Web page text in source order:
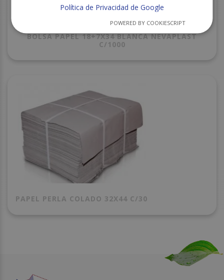
BOLSA PAPEL 18+7X34 BLANCA NEVAPLAST
C/1000
PAPEL PERLA COLADO 32X44 C/30
Política de Privacidad de Google
POWERED BY COOKIESCRIPT